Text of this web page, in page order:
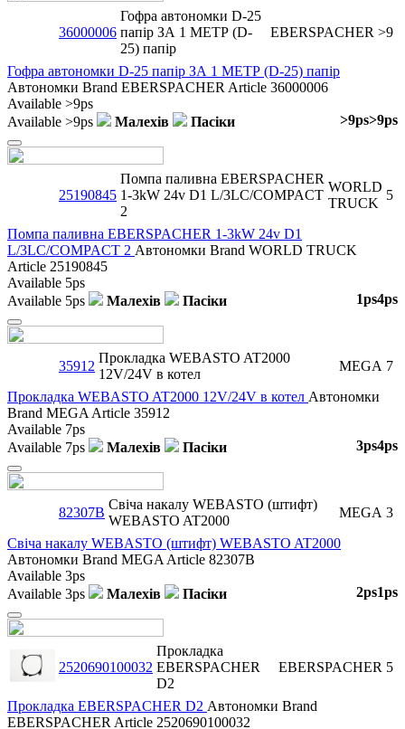
36000006
Гофра автономки D-25
папір ЗА 1 МЕТР (D-
25) папір
EBERSPACHER >9
Гофра автономки D-25 папір ЗА 1 МЕТР (D-25) папір
Автономки Brand EBERSPACHER Article 36000006
Available >9ps
Available >9ps Малехів >9ps
Пасіки >9ps
Close
25190845
Помпа паливна EBERSPACHER
1-3kW 24v D1 L/3LC/COMPACT
2
WORLD
TRUCK
5
Помпа паливна EBERSPACHER 1-3kW 24v D1
L/3LC/COMPACT 2 Автономки Brand WORLD TRUCK
Article 25190845
Available 5ps
Available 5ps Малехів 4ps
Пасіки 1ps
Close
35912
Прокладка WEBASTO AT2000
12V/24V в котел
MEGA 7
Прокладка WEBASTO AT2000 12V/24V в котел Автономки
Brand MEGA Article 35912
Available 7ps
Available 7ps Малехів 4ps
Пасіки 3ps
Close
82307B
Свіча накалу WEBASTO (штифт)
WEBASTO AT2000
MEGA 3
Свіча накалу WEBASTO (штифт) WEBASTO AT2000
Автономки Brand MEGA Article 82307B
Available 3ps
Available 3ps Малехів 1ps
Пасіки 2ps
Close
2520690100032
Прокладка
EBERSPACHER
D2
EBERSPACHER 5
Прокладка EBERSPACHER D2 Автономки Brand
EBERSPACHER Article 2520690100032